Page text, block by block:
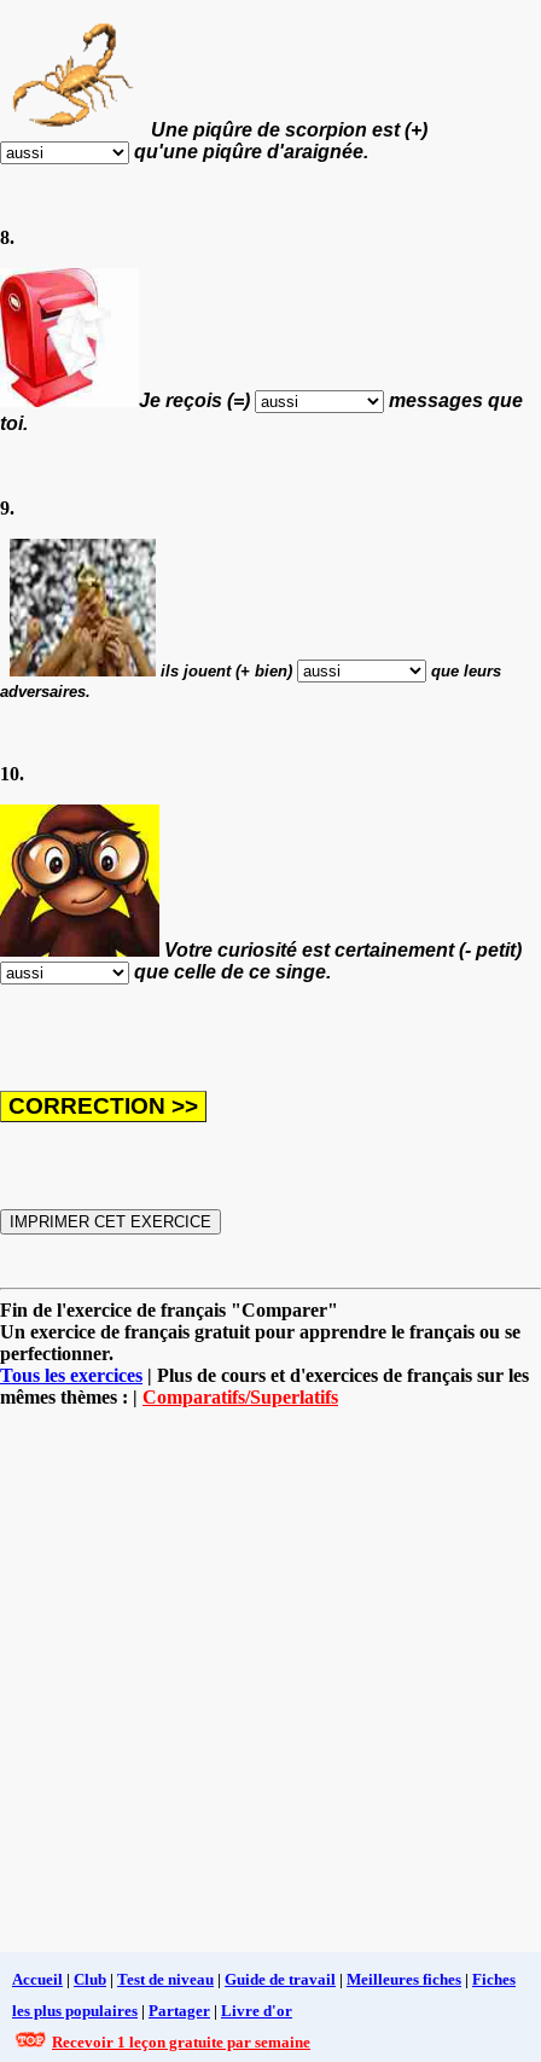
Une piqûre de scorpion est (+)
qu'une piqûre d'araignée.
8.
Je reçois (=)
messages que
toi.
9.
ils jouent (+ bien)
que leurs
adversaires.
10.
Votre curiosité est certainement (- petit)
que celle de ce singe.
Fin de l'exercice de français "Comparer"
Un exercice de français gratuit pour apprendre le français ou se
perfectionner.
Tous les exercices | Plus de cours et d'exercices de français sur les
mêmes thèmes : | Comparatifs/Superlatifs
Accueil | Club | Test de niveau | Guide de travail | Meilleures fiches | Fiches
les plus populaires | Partager | Livre d'or
Recevoir 1 leçon gratuite par semaine